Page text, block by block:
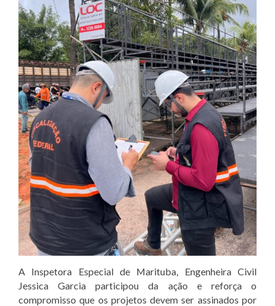
A Inspetora Especial de Marituba, Engenheira Civil
Jessica Garcia participou da ação e reforça o
compromisso que os projetos devem ser assinados por